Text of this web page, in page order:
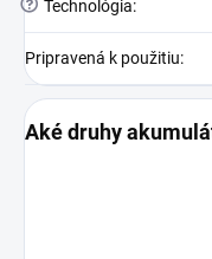
? Technológia:
Pripravená k použitiu:
Aké druhy